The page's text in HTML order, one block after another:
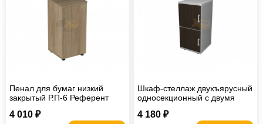
Пенал для бумаг низкий
закрытый Р.П-6 Референт
4 010 ₽
Шкаф-стеллаж двухъярусный
односекционный с двумя
4 180 ₽